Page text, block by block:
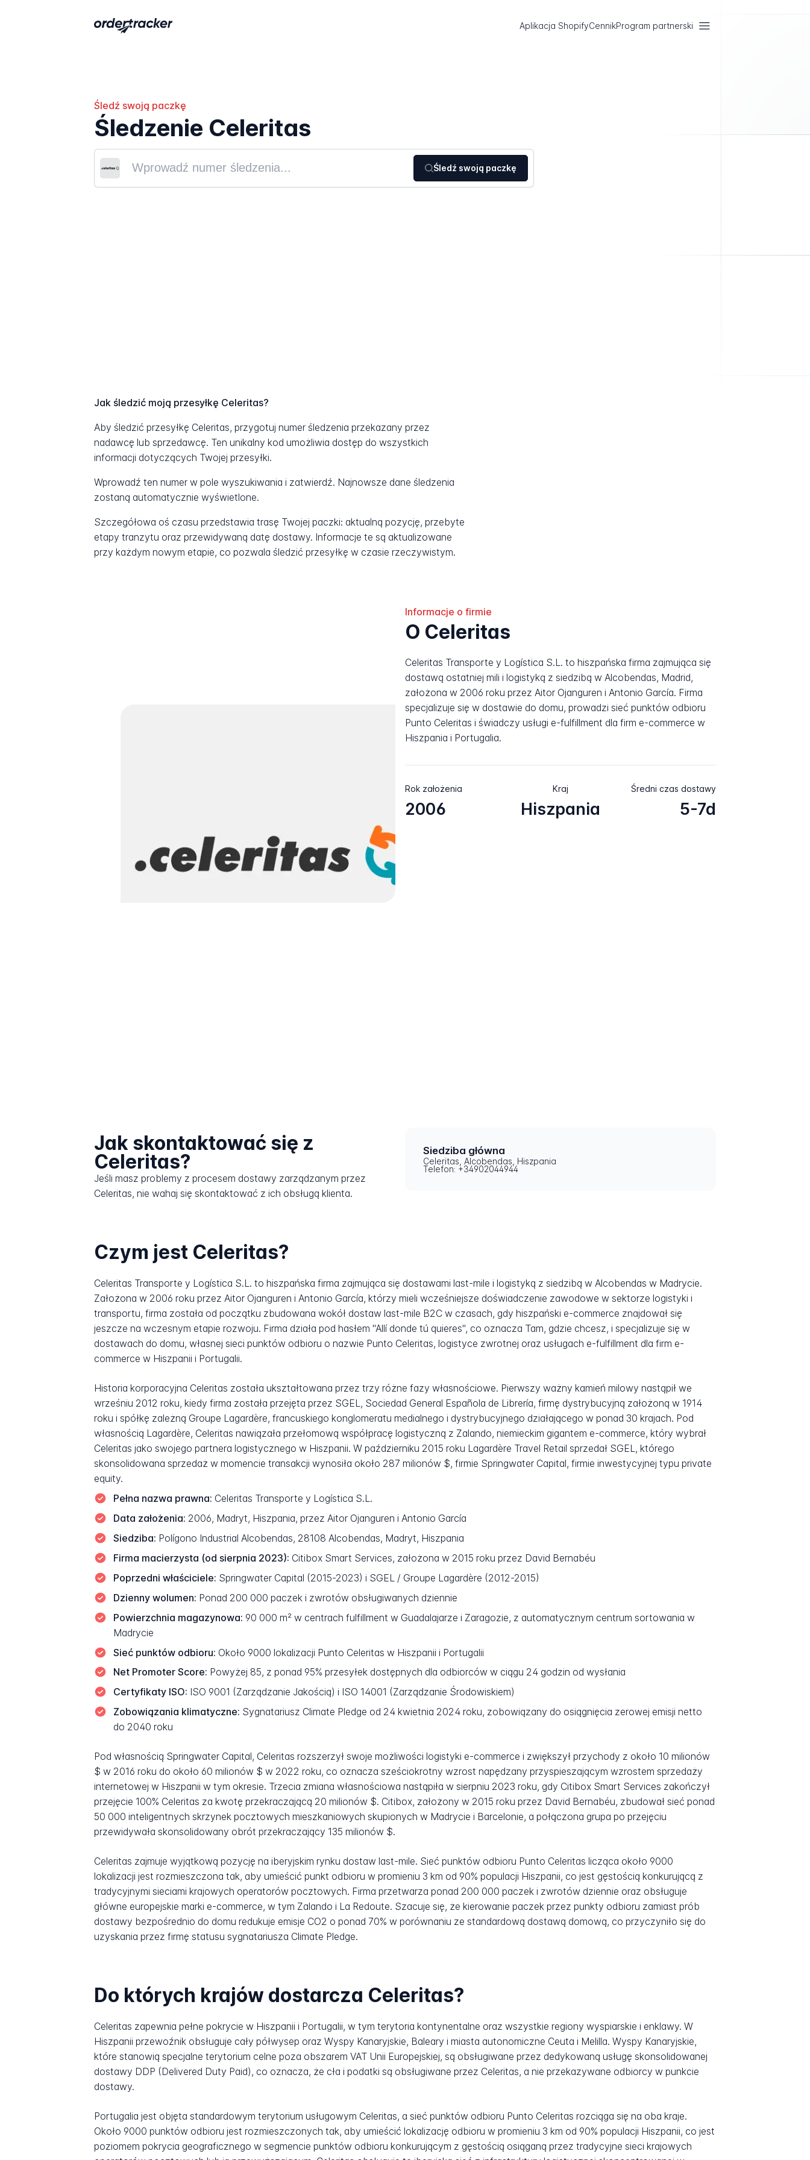
Aplikacja ShopifyCennikProgram partnerski
Śledź swoją paczkę
Śledzenie Celeritas
Śledź swoją paczkę
Jak śledzić moją przesyłkę Celeritas?
Aby śledzić przesyłkę Celeritas, przygotuj numer śledzenia przekazany przez
nadawcę lub sprzedawcę. Ten unikalny kod umożliwia dostęp do wszystkich
informacji dotyczących Twojej przesyłki.
Wprowadź ten numer w pole wyszukiwania i zatwierdź. Najnowsze dane śledzenia
zostaną automatycznie wyświetlone.
Szczegółowa oś czasu przedstawia trasę Twojej paczki: aktualną pozycję, przebyte
etapy tranzytu oraz przewidywaną datę dostawy. Informacje te są aktualizowane
przy każdym nowym etapie, co pozwala śledzić przesyłkę w czasie rzeczywistym.
Informacje o firmie
O Celeritas
Celeritas Transporte y Logística S.L. to hiszpańska firma zajmująca się
dostawą ostatniej mili i logistyką z siedzibą w Alcobendas, Madrid,
założona w 2006 roku przez Aitor Ojanguren i Antonio García. Firma
specjalizuje się w dostawie do domu, prowadzi sieć punktów odbioru
Punto Celeritas i świadczy usługi e-fulfillment dla firm e-commerce w
Hiszpania i Portugalia.
Rok założenia
2006
Kraj
Hiszpania
Średni czas dostawy
5-7d
Jak skontaktować się z
Celeritas?
Jeśli masz problemy z procesem dostawy zarządzanym przez
Celeritas, nie wahaj się skontaktować z ich obsługą klienta.
Siedziba główna
Celeritas, Alcobendas, Hiszpania
Telefon: +34902044944
Czym jest Celeritas?
Celeritas Transporte y Logística S.L. to hiszpańska firma zajmująca się dostawami last-mile i logistyką z siedzibą w Alcobendas w Madrycie.
Założona w 2006 roku przez Aitor Ojanguren i Antonio García, którzy mieli wcześniejsze doświadczenie zawodowe w sektorze logistyki i
transportu, firma została od początku zbudowana wokół dostaw last-mile B2C w czasach, gdy hiszpański e-commerce znajdował się
jeszcze na wczesnym etapie rozwoju. Firma działa pod hasłem "Allí donde tú quieres", co oznacza Tam, gdzie chcesz, i specjalizuje się w
dostawach do domu, własnej sieci punktów odbioru o nazwie Punto Celeritas, logistyce zwrotnej oraz usługach e-fulfillment dla firm e-
commerce w Hiszpanii i Portugalii.
Historia korporacyjna Celeritas została ukształtowana przez trzy różne fazy własnościowe. Pierwszy ważny kamień milowy nastąpił we
wrześniu 2012 roku, kiedy firma została przejęta przez SGEL, Sociedad General Española de Librería, firmę dystrybucyjną założoną w 1914
roku i spółkę zależną Groupe Lagardère, francuskiego konglomeratu medialnego i dystrybucyjnego działającego w ponad 30 krajach. Pod
własnością Lagardère, Celeritas nawiązała przełomową współpracę logistyczną z Zalando, niemieckim gigantem e-commerce, który wybrał
Celeritas jako swojego partnera logistycznego w Hiszpanii. W październiku 2015 roku Lagardère Travel Retail sprzedał SGEL, którego
skonsolidowana sprzedaż w momencie transakcji wynosiła około 287 milionów $, firmie Springwater Capital, firmie inwestycyjnej typu private
equity.
Pełna nazwa prawna: Celeritas Transporte y Logística S.L.
Data założenia: 2006, Madryt, Hiszpania, przez Aitor Ojanguren i Antonio García
Siedziba: Polígono Industrial Alcobendas, 28108 Alcobendas, Madryt, Hiszpania
Firma macierzysta (od sierpnia 2023): Citibox Smart Services, założona w 2015 roku przez David Bernabéu
Poprzedni właściciele: Springwater Capital (2015-2023) i SGEL / Groupe Lagardère (2012-2015)
Dzienny wolumen: Ponad 200 000 paczek i zwrotów obsługiwanych dziennie
Powierzchnia magazynowa: 90 000 m² w centrach fulfillment w Guadalajarze i Zaragozie, z automatycznym centrum sortowania w
Madrycie
Sieć punktów odbioru: Około 9000 lokalizacji Punto Celeritas w Hiszpanii i Portugalii
Net Promoter Score: Powyżej 85, z ponad 95% przesyłek dostępnych dla odbiorców w ciągu 24 godzin od wysłania
Certyfikaty ISO: ISO 9001 (Zarządzanie Jakością) i ISO 14001 (Zarządzanie Środowiskiem)
Zobowiązania klimatyczne: Sygnatariusz Climate Pledge od 24 kwietnia 2024 roku, zobowiązany do osiągnięcia zerowej emisji netto
do 2040 roku
Pod własnością Springwater Capital, Celeritas rozszerzył swoje możliwości logistyki e-commerce i zwiększył przychody z około 10 milionów
$ w 2016 roku do około 60 milionów $ w 2022 roku, co oznacza sześciokrotny wzrost napędzany przyspieszającym wzrostem sprzedaży
internetowej w Hiszpanii w tym okresie. Trzecia zmiana własnościowa nastąpiła w sierpniu 2023 roku, gdy Citibox Smart Services zakończył
przejęcie 100% Celeritas za kwotę przekraczającą 20 milionów $. Citibox, założony w 2015 roku przez David Bernabéu, zbudował sieć ponad
50 000 inteligentnych skrzynek pocztowych mieszkaniowych skupionych w Madrycie i Barcelonie, a połączona grupa po przejęciu
przewidywała skonsolidowany obrót przekraczający 135 milionów $.
Celeritas zajmuje wyjątkową pozycję na iberyjskim rynku dostaw last-mile. Sieć punktów odbioru Punto Celeritas licząca około 9000
lokalizacji jest rozmieszczona tak, aby umieścić punkt odbioru w promieniu 3 km od 90% populacji Hiszpanii, co jest gęstością konkurującą z
tradycyjnymi sieciami krajowych operatorów pocztowych. Firma przetwarza ponad 200 000 paczek i zwrotów dziennie oraz obsługuje
główne europejskie marki e-commerce, w tym Zalando i La Redoute. Szacuje się, że kierowanie paczek przez punkty odbioru zamiast prób
dostawy bezpośrednio do domu redukuje emisje CO2 o ponad 70% w porównaniu ze standardową dostawą domową, co przyczyniło się do
uzyskania przez firmę statusu sygnatariusza Climate Pledge.
Do których krajów dostarcza Celeritas?
Celeritas zapewnia pełne pokrycie w Hiszpanii i Portugalii, w tym terytoria kontynentalne oraz wszystkie regiony wyspiarskie i enklawy. W
Hiszpanii przewoźnik obsługuje cały półwysep oraz Wyspy Kanaryjskie, Baleary i miasta autonomiczne Ceuta i Melilla. Wyspy Kanaryjskie,
które stanowią specjalne terytorium celne poza obszarem VAT Unii Europejskiej, są obsługiwane przez dedykowaną usługę skonsolidowanej
dostawy DDP (Delivered Duty Paid), co oznacza, że cła i podatki są obsługiwane przez Celeritas, a nie przekazywane odbiorcy w punkcie
dostawy.
Portugalia jest objęta standardowym terytorium usługowym Celeritas, a sieć punktów odbioru Punto Celeritas rozciąga się na oba kraje.
Około 9000 punktów odbioru jest rozmieszczonych tak, aby umieścić lokalizację odbioru w promieniu 3 km od 90% populacji Hiszpanii, co jest
poziomem pokrycia geograficznego w segmencie punktów odbioru konkurującym z gęstością osiąganą przez tradycyjne sieci krajowych